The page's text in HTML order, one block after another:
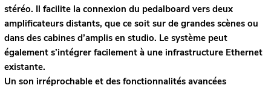
stéréo. Il facilite la connexion du pedalboard vers deux
amplificateurs distants, que ce soit sur de grandes scènes ou
dans des cabines d’amplis en studio. Le système peut
également s’intégrer facilement à une infrastructure Ethernet
existante.
Un son irréprochable et des fonctionnalités avancées